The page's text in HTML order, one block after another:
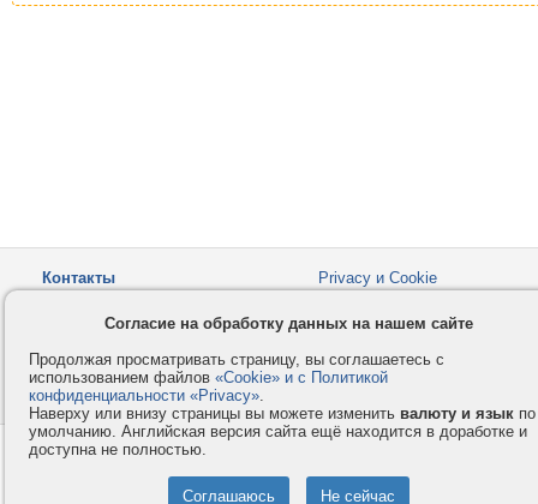
Контакты
Privacy и Cookie
Как оплатить
Форумы
© 2008-2026VMESTE.EU
Согласие на обработку данных на нашем сайте
Продолжая просматривать страницу, вы соглашаетесь с
использованием файлов «Cookie» и с Политикой
конфиденциальности «Privacy».
Наверху или внизу страницы вы можете изменить валюту и язык по
умолчанию. Английская версия сайта ещё находится в доработке и
доступна не полностью.